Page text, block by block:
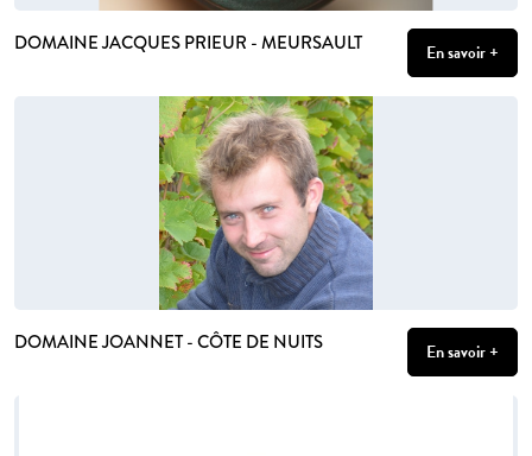
DOMAINE JACQUES PRIEUR - MEURSAULT En savoir +
DOMAINE JOANNET - CÔTE DE NUITS En savoir +